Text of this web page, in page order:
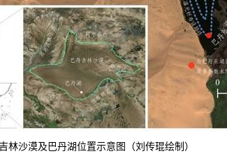
林沙漠及巴丹湖位置示意图（刘传琨绘制）